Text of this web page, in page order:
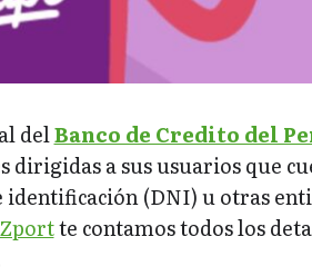
delBanco de Credito del
dirigidas a sus usuarios que
(DNI) u otras
te contamos todos los